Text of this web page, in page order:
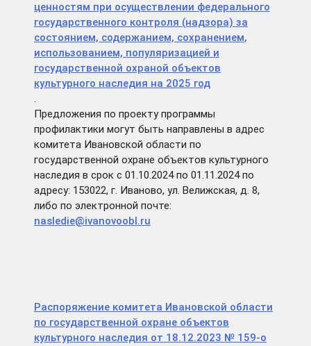
ценностям при осуществлении федерального
государственного контроля (надзора) за
состоянием, содержанием, сохранением,
использованием, популяризацией и
государственной охраной объектов
культурного наследия на 2025 год
.
Предложения по проекту программы
профилактики могут быть направлены в адрес
комитета Ивановской области по
государственной охране объектов культурного
наследия в срок с 01.10.2024 по 01.11.2024 по
адресу: 153022, г. Иваново, ул. Велижская, д. 8,
либо по электронной почте:
nasledie@ivanovoobl.ru
Распоряжение комитета Ивановской области
по государственной охране объектов
культурного наследия от 18.12.2023 № 159-о